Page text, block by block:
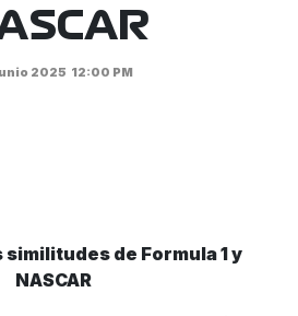
2025 12:00 PM
de Formula 1 y
NASCAR